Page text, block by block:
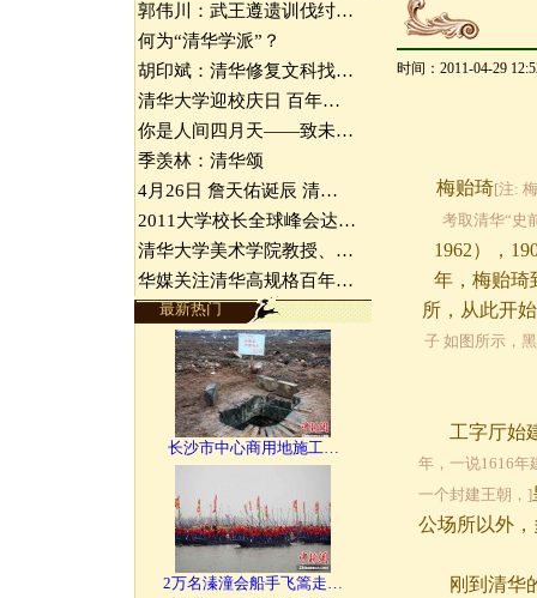
郭伟川：武王遵遗训伐纣…
何为“清华学派”？
胡印斌：清华修复文科找…
清华大学迎校庆日 百年…
你是人间四月天——致未…
季羡林：清华颂
4月26日 詹天佑诞辰 清…
2011大学校长全球峰会达…
清华大学美术学院教授、…
华媒关注清华高规格百年…
最新热门
长沙市中心商用地施工…
2万名溱潼会船手飞篙走…
时间：2011-04-29
梅贻琦[注:
考取清华“史
1962），
年，梅贻琦
所，从此开
子 如图所示，
工字厅始
年，一说1616年
一个封建王朝，]
公场所以外
刚到清华